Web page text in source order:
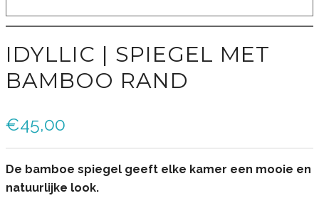
IDYLLIC | SPIEGEL MET
BAMBOO RAND
€45,00
De bamboe spiegel geeft elke kamer een mooie en
natuurlijke look.